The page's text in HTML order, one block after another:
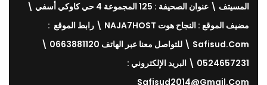
المسيتف \ عنوان الصحيفة : 125 المجموعة 4 حي كاوكي أسفي \
مضيف الموقع : النجاح هوت NAJA7HOST \ رابط الموقع :
Safisud.com \ للتواصل معنا عبر الهاتف 0663881120 \
0524657231 \ البريد الإلكتروني :
Safisud2014@gmail.com